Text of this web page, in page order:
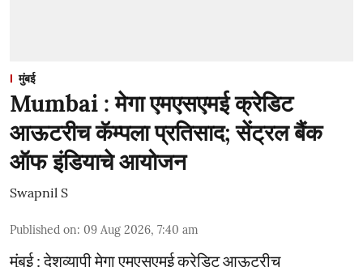
मुंबई
Mumbai : मेगा एमएसएमई क्रेडिट
आऊटरीच कॅम्पला प्रतिसाद; सेंट्रल बैंक
ऑफ इंडियाचे आयोजन
Swapnil S
Published on: 09 Aug 2026, 7:40 am
मुंबई : देशव्यापी मेगा एमएसएमई क्रेडिट आऊटरीच